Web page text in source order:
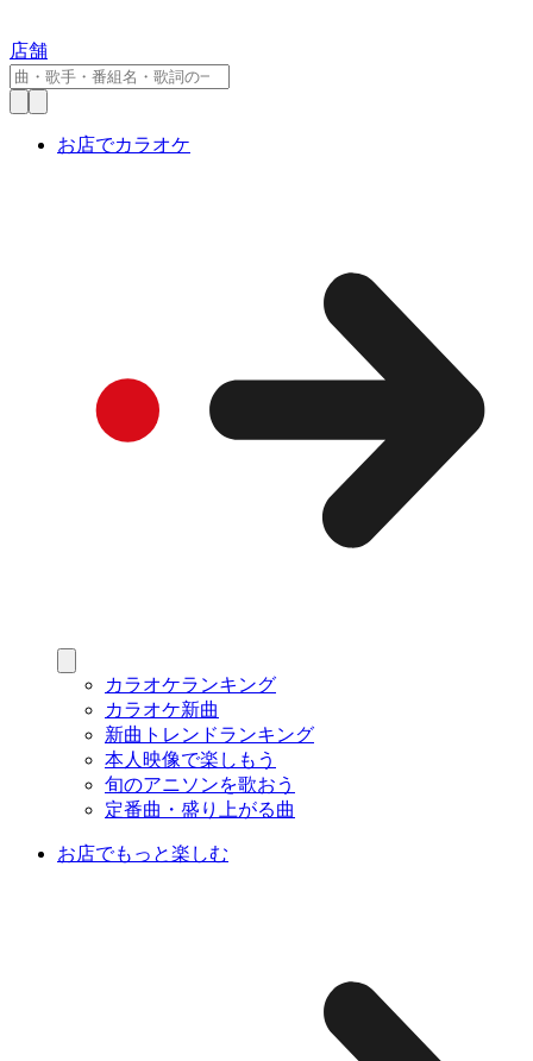
店舗
お店でカラオケ
カラオケランキング
カラオケ新曲
新曲トレンドランキング
本人映像で楽しもう
旬のアニソンを歌おう
定番曲・盛り上がる曲
お店でもっと楽しむ